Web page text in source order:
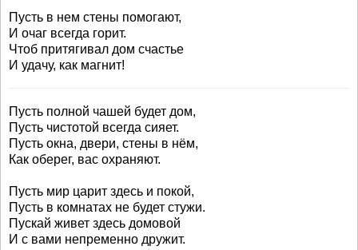
Пусть в нем стены помогают,
И очаг всегда горит.
Чтоб притягивал дом счастье
И удачу, как магнит!
Пусть полной чашей будет дом,
Пусть чистотой всегда сияет.
Пусть окна, двери, стены в нём,
Как оберег, вас охраняют.
Пусть мир царит здесь и покой,
Пусть в комнатах не будет стужи.
Пускай живет здесь домовой
И с вами непременно дружит.